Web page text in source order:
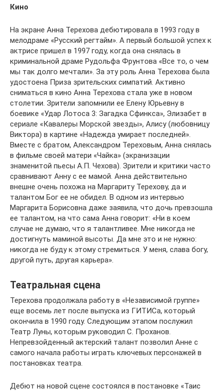
Кино
На экране Анна Терехова дебютировала в 1993 году в
мелодраме «Русский регтайм». А первый большой успех к
актрисе пришел в 1997 году, когда она снялась в
криминальной драме Рудольфа Фрунтова «Все то, о чем
мы так долго мечтали». За эту роль Анна Терехова была
удостоена Приза зрительских симпатий. Активно
сниматься в кино Анна Терехова стала уже в новом
столетии. Зрители запомнили ее Елену Юрьевну в
боевике «Удар Лотоса 3: Загадка Сфинкса», Элизабет в
сериале «Кавалеры Морской звезды», Алису (любовницу
Виктора) в картине «Надежда умирает последней».
Вместе с братом, Александром Тереховым, Анна снялась
в фильме своей матери «Чайка» (экранизации
знаменитой пьесы А.П. Чехова). Зрители и критики часто
сравнивают Анну с ее мамой. Анна действительно
внешне очень похожа на Маргариту Терехову, да и
талантом Бог ее не обидел. В одном из интервью
Маргарита Борисовна даже заявила, что дочь превзошла
ее талантом, на что сама Анна говорит: «Ни в коем
случае не думаю, что я талантливее. Мне никогда не
достигнуть маминой высоты. Да мне это и не нужно:
никогда не буду к этому стремиться. У меня, слава богу,
другой путь, другая карьера».
Театральная сцена
Терехова продолжала работу в «Независимой группе»
еще восемь лет после выпуска из ГИТИСа, который
окончила в 1990 году. Следующим этапом послужил
Театр Луны, которым руководил С. Проханов.
Непревзойденный актерский талант позволил Анне с
самого начала работы играть ключевых персонажей в
постановках театра.
Дебют на новой сцене состоялся в постановке «Таис